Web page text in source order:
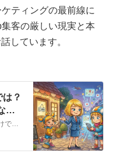
ティングの最前線に
客の厳しい現実と本
しています。
？
い
客
小規模店舗の集客はSNSとマップ情報だけで十分でしょうか（別にホームページ制作を推奨しているわけではありませんし、確かに必要ないかもしれません）ただ、実はSNSはライバル店に顧客が流れるリスクが潜んでいます。公式ホームページの意味合いと事業規模に合った適正な予算などWeb制作の最前線から本音でお伝えします